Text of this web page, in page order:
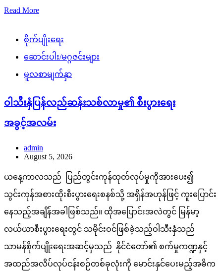
Read More
စိုက်ပျိုးရေး
ဆောင်းပါး/မဂ္ဂဇင်းများ
မူလစာမျက်နှာ
ဝါသီးနှံပြန်လည်ဆန်းသစ်လာမှု၏ စီးပွားရေး
အခွင့်အလမ်း
admin
August 5, 2026
ယနေ့ကာလသည် ပြည်တွင်းကုန်ထုတ်လုပ်မှုကိုအားပေး၍
သွင်းကုန်အစားထိုးစီးပွားရေးစနစ်သို့ အရှိန်အဟုန်ဖြင့် ကူးပြောင်း
နေသည့်အချိန်အခါဖြစ်သည်။ ထိုအပြောင်းအလဲတွင် မြန်မာ့
လယ်ယာစီးပွားရေးတွင် သမိုင်းဝင်ဖြစ်ခဲ့သည့်ဝါသီးနှံသည်
သာမန်စိုက်ပျိုးရေးအဆင့်မှသည် နိုင်ငံတော်၏ စက်မှုကဏ္ဍနှင့်
အထည်အလိပ်လုပ်ငန်းစဉ်တစ်ခုလုံးကို မောင်းနှင်ပေးမည့်အဓိက